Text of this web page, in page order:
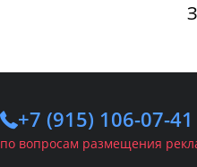
+7 (915) 106-07-41
по вопросам размещения